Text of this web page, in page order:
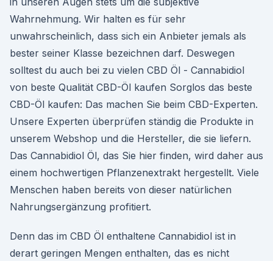
Wahrnehmung. Wir halten es für sehr
unwahrscheinlich, dass sich ein Anbieter jemals als
bester seiner Klasse bezeichnen darf. Deswegen
solltest du auch bei zu vielen CBD Öl - Cannabidiol
von beste Qualität CBD-Öl kaufen Sorglos das beste
CBD-Öl kaufen: Das machen Sie beim CBD-Experten.
Unsere Experten überprüfen ständig die Produkte in
unserem Webshop und die Hersteller, die sie liefern.
Das Cannabidiol Öl, das Sie hier finden, wird daher aus
einem hochwertigen Pflanzenextrakt hergestellt. Viele
Menschen haben bereits von dieser natürlichen
Nahrungsergänzung profitiert.
Denn das im CBD Öl enthaltene Cannabidiol ist in
derart geringen Mengen enthalten, das es nicht